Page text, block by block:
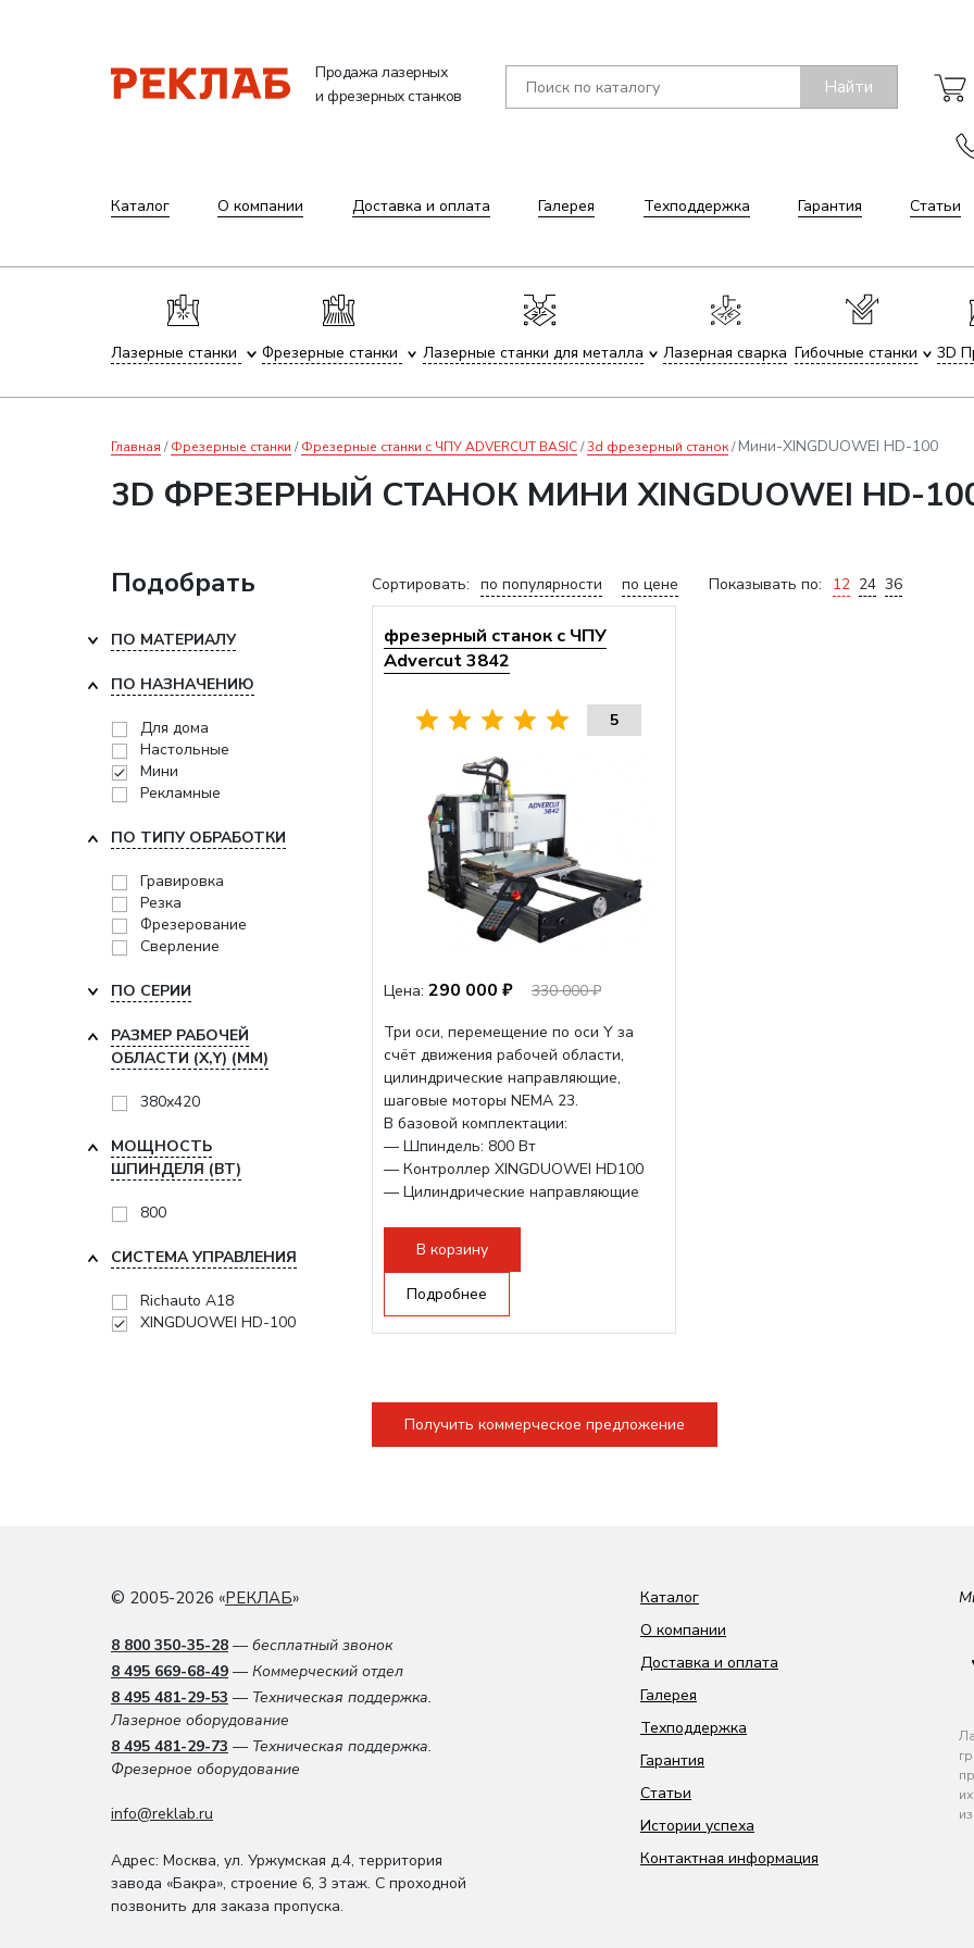
Продажа лазерных
и фрезерных станков
Найти
Каталог О компании Доставка и оплата Галерея Техподдержка Гарантия Статьи
Лазерные станки Фрезерные станки Лазерные станки для металла Лазерная сварка Гибочные станки 3D
Главная Фрезерные станки Фрезерные станки с ЧПУ ADVERCUT BASIC 3d фрезерный станок Мини-XINGDUOWEI HD-100
3D ФРЕЗЕРНЫЙ СТАНОК МИНИ XINGDUOWEI HD-
Сортировать: по популярности по цене Показывать по: 12 24 36
фрезерный станок с ЧПУ
Advercut 3842
5
Цена: 290 000 ₽
330 000 ₽
Три оси, перемещение по оси Y за
счёт движения рабочей области,
цилиндрические направляющие,
шаговые моторы NEMA 23.
В базовой комплектации:
— Шпиндель: 800 Вт
— Контроллер XINGDUOWEI HD100
— Цилиндрические направляющие
В корзину
Подробнее
Получить коммерческое предложение
Подобрать
ПО МАТЕРИАЛУ
ПО НАЗНАЧЕНИЮ
Для дома
Настольные
Мини
Рекламные
ПО ТИПУ ОБРАБОТКИ
Гравировка
Резка
Фрезерование
Сверление
ПО СЕРИИ
РАЗМЕР РАБОЧЕЙ
ОБЛАСТИ (Х,Y) (ММ)
380x420
МОЩНОСТЬ
ШПИНДЕЛЯ (ВТ)
800
СИСТЕМА УПРАВЛЕНИЯ
Richauto A18
XINGDUOWEI HD-100
© 2005-2026 «РЕКЛАБ»
8 800 350-35-28 — бесплатный звонок
8 495 669-68-49 — Коммерческий отдел
8 495 481-29-53 — Техническая поддержка.
Лазерное оборудование
8 495 481-29-73 — Техническая поддержка.
Фрезерное оборудование
info@reklab.ru
Адрес: Москва, ул. Уржумская д.4, территория
завода «Бакра», строение 6, 3 этаж. С проходной
позвонить для заказа пропуска.
Каталог
О компании
Доставка и оплата
Галерея
Техподдержка
Гарантия
Статьи
Истории успеха
Контактная информация